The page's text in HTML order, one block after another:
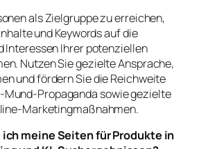
als Zielgruppe zu erreichen,
und Keywords auf die
Interessen Ihrer potenziellen
Nutzen Sie gezielte Ansprache,
und fördern Sie die Reichweite
Propaganda sowie gezielte
Marketingmaßnahmen.
meine Seiten für Produkte in